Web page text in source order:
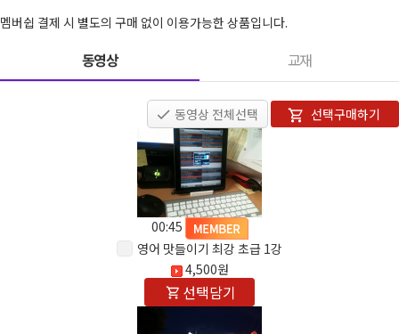
멤버쉽 결제 시 별도의 구매 없이 이용가능한 상품입니다.
동영상 교재
동영상 전체선택 선택구매하기
00:45
영어 맛들이기 최강 초급 1강
4,500원
선택담기